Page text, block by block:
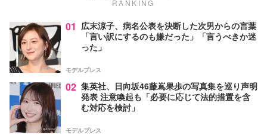
RANKING
01 広末涼子、病名公表を決断した次男からの言葉
「言い訳にするのも嫌だった」「言うべきか迷
った」
モデルプレス
02 集英社、日向坂46藤嶌果歩の写真集を巡り声明
発表 注意喚起も「必要に応じて法的措置を含
む対応を検討」
モデルプレス